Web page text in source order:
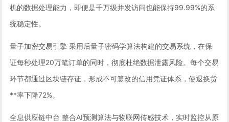
机的数据处理能力，即便是千万级并发访问也能保持99.99%的系
统稳定性。
量子加密交易引擎 采用后量子密码学算法构建的交易系统，在保
证每秒处理20万笔订单的同时，彻底杜绝数据泄露风险。每个交易
环节都通过区块链存证，形成不可篡改的信用凭证体系，使退换货
**率下降72%。
全息供应链中台 整合AI预测算法与物联网传感技术，实时监控从原